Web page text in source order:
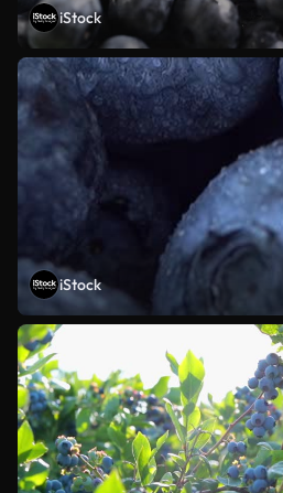
iStock
iStock